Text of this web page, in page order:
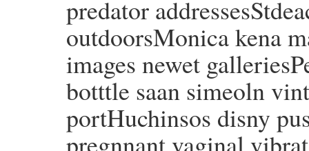
predator
outdoorsMonica kena
images newet
botttle saan simeoln
portHuchinsos disny
pregnnant vaginal